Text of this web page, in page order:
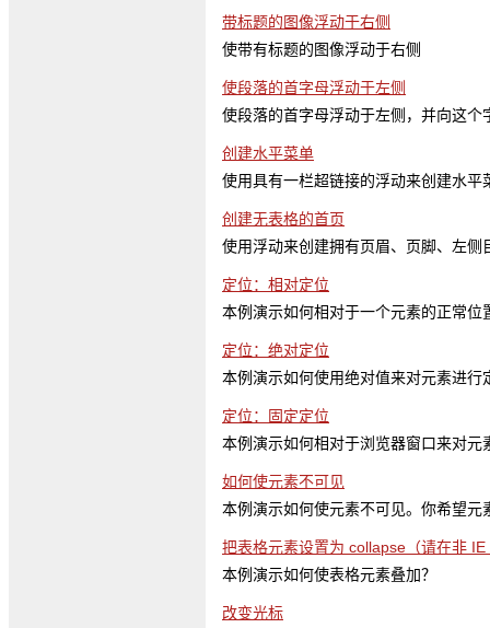
带标题的图像浮动于右侧
使带有标题的图像浮动于右侧
使段落的首字母浮动于左侧
使段落的首字母浮动于左侧，并向这个
创建水平菜单
使用具有一栏超链接的浮动来创建水平
创建无表格的首页
使用浮动来创建拥有页眉、页脚、左侧
定位：相对定位
本例演示如何相对于一个元素的正常位
定位：绝对定位
本例演示如何使用绝对值来对元素进行
定位：固定定位
本例演示如何相对于浏览器窗口来对元
如何使元素不可见
本例演示如何使元素不可见。你希望元
把表格元素设置为 collapse（请在非
本例演示如何使表格元素叠加？
改变光标